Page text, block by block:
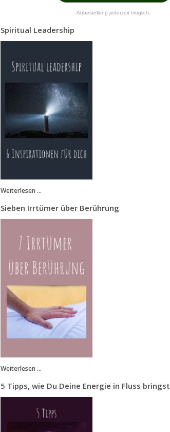
Abbestellung jederzeit möglich.
Spiritual Leadership
Weiterlesen ...
Sieben Irrtümer über Berührung
Weiterlesen ...
5 Tipps, wie Du Deine Energie in Fluss bringst